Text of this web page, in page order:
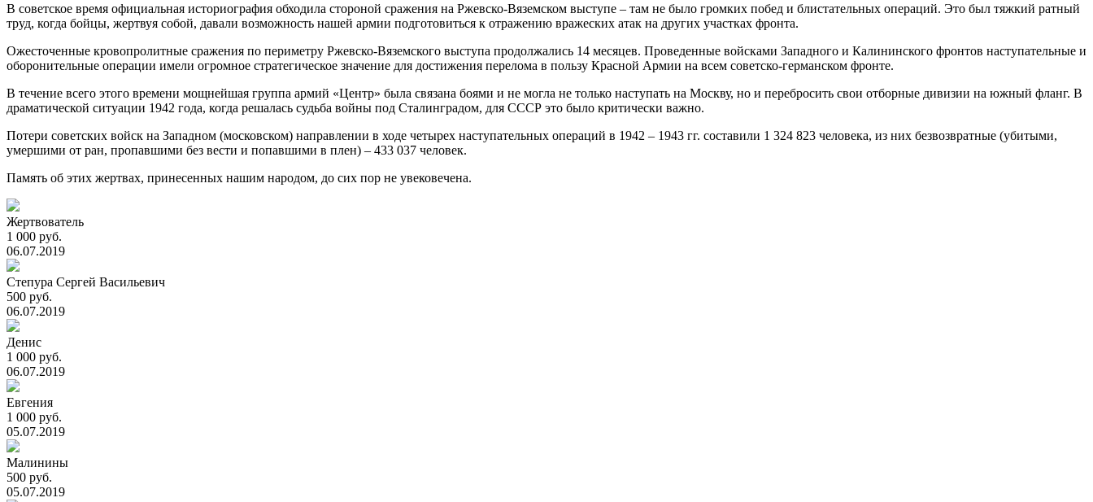
В советское время официальная историография обходила стороной сражения на Ржевско-Вяземском выступе – там не было громких побед и блистательных операций. Это был тяжкий ратный
труд, когда бойцы, жертвуя собой, давали возможность нашей армии подготовиться к отражению вражеских атак на других участках фронта.
Ожесточенные кровопролитные сражения по периметру Ржевско-Вяземского выступа продолжались 14 месяцев. Проведенные войсками Западного и Калининского фронтов наступательные и
оборонительные операции имели огромное стратегическое значение для достижения перелома в пользу Красной Армии на всем советско-германском фронте.
В течение всего этого времени мощнейшая группа армий «Центр» была связана боями и не могла не только наступать на Москву, но и перебросить свои отборные дивизии на южный фланг. В
драматической ситуации 1942 года, когда решалась судьба войны под Сталинградом, для СССР это было критически важно.
Потери советских войск на Западном (московском) направлении в ходе четырех наступательных операций в 1942 – 1943 гг. составили 1 324 823 человека, из них безвозвратные (убитыми,
умершими от ран, пропавшими без вести и попавшими в плен) – 433 037 человек.
Память об этих жертвах, принесенных нашим народом, до сих пор не увековечена.
Жертвователь
1 000 руб.
06.07.2019
Степура Сергей Васильевич
500 руб.
06.07.2019
Денис
1 000 руб.
06.07.2019
Евгения
1 000 руб.
05.07.2019
Малинины
500 руб.
05.07.2019